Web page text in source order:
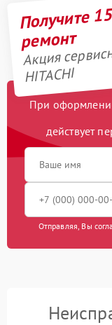
Получите
ремонт
Акция
HITACHI
При
действует
Отправляя, Вы